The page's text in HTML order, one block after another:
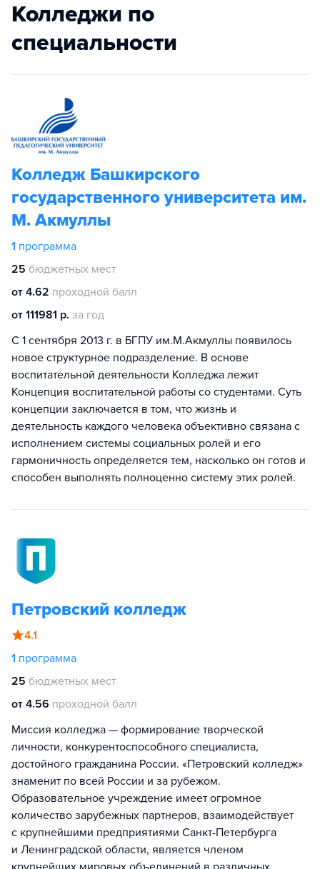
Колледжи по
специальности
Колледж Башкирского
государственного университета им.
М. Акмуллы
1 программа
25 бюджетных мест
от 4.62 проходной балл
от 111981 р. за год
С 1 сентября 2013 г. в БГПУ им.М.Акмуллы появилось
новое структурное подразделение. В основе
воспитательной деятельности Колледжа лежит
Концепция воспитательной работы со студентами. Суть
концепции заключается в том, что жизнь и
деятельность каждого человека объективно связана с
исполнением системы социальных ролей и его
гармоничность определяется тем, насколько он готов и
способен выполнять полноценно систему этих ролей.
Петровский колледж
4.1
1 программа
25 бюджетных мест
от 4.56 проходной балл
Миссия колледжа — формирование творческой
личности, конкурентоспособного специалиста,
достойного гражданина России. «Петровский колледж»
знаменит по всей России и за рубежом.
Образовательное учреждение имеет огромное
количество зарубежных партнеров, взаимодействует
с крупнейшими предприятиями Санкт-Петербурга
и Ленинградской области, является членом